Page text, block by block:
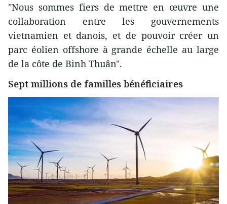
"Nous sommes fiers de mettre en œuvre une
collaboration entre les gouvernements
vietnamien et danois, et de pouvoir créer un
parc éolien offshore à grande échelle au large
de la côte de Binh Thuân".
Sept millions de familles bénéficiaires